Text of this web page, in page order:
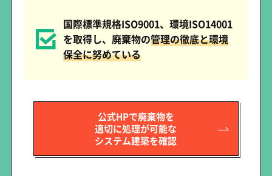
国際標準規格ISO9001、環境ISO14001
を取得し、廃棄物の管理の徹底と環境
保全に努めている
公式HPで廃棄物を
適切に処理が可能な
システム建築を確認